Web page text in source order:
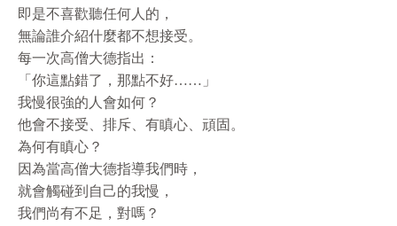
即是不喜歡聽任何人的，
無論誰介紹什麼都不想接受。
每一次高僧大德指出：
「你這點錯了，那點不好……」
我慢很強的人會如何？
他會不接受、排斥、有瞋心、頑固。
為何有瞋心？
因為當高僧大德指導我們時，
就會觸碰到自己的我慢，
我們尚有不足，對嗎？